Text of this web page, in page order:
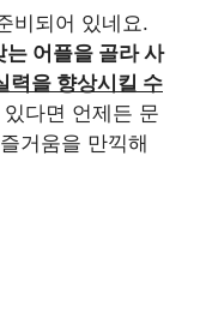
비되어 있네요.
는 어플을 골라 사
력을 향상시킬 수
다면 언제든 문
거움을 만끽해